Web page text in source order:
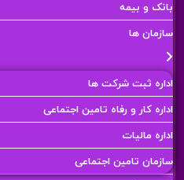
بانک و بیمه
سازمان ها
اداره ثبت شرکت ها
اداره کار و رفاه تامین اجتماعی
اداره مالیات
سازمان تامین اجتماعی